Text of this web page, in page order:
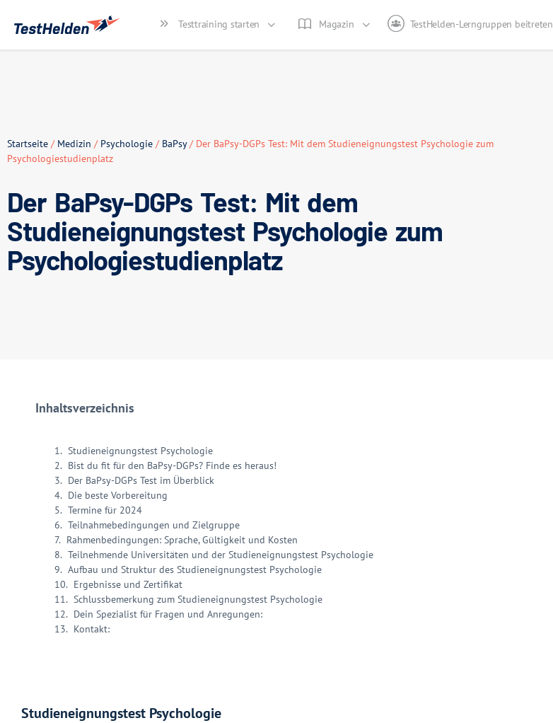
Testtraining starten Magazin TestHelden-Lerngruppen beitreten
Startseite / Medizin / Psychologie / BaPsy/ Der BaPsy-DGPs Test: Mit dem Studieneignungstest Psychologie zum
Psychologiestudienplatz
Der BaPsy-DGPs Test: Mit dem
Studieneignungstest Psychologie zum
Psychologiestudienplatz
Inhaltsverzeichnis
Studieneignungstest Psychologie
Bist du fit für den BaPsy-DGPs? Finde es heraus!
Der BaPsy-DGPs Test im Überblick
Die beste Vorbereitung
Termine für 2024
Teilnahmebedingungen und Zielgruppe
Rahmenbedingungen: Sprache, Gültigkeit und Kosten
Teilnehmende Universitäten und der Studieneignungstest Psychologie
Aufbau und Struktur des Studieneignungstest Psychologie
Ergebnisse und Zertifikat
Schlussbemerkung zum Studieneignungstest Psychologie
Dein Spezialist für Fragen und Anregungen:
Kontakt:
Studieneignungstest Psychologie